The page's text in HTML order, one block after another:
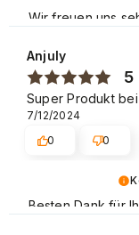
Wir freuen uns
Kunden zu
diesmal geschafft
wieder besuchen.
Besten Dank für
Anjuly
5
Super Produkt
7/12/2024
0
0